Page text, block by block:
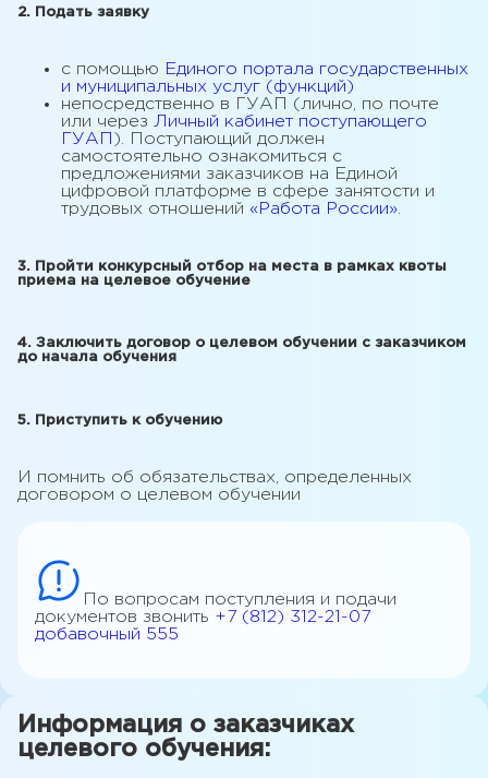
2. Подать заявку
с помощью Единого портала государственных
и муниципальных услуг (функций)
непосредственно в ГУАП (лично, по почте
или через Личный кабинет поступающего
ГУАП ). Поступающий должен
самостоятельно ознакомиться с
предложениями заказчиков на Единой
цифровой платформе в сфере занятости и
трудовых отношений «Работа России»
3. Пройти конкурсный отбор на места в рамках квоты
приема на целевое обучение
4. Заключить договор о целевом обучении с заказчиком
до начала обучения
5. Приступить к обучению
И помнить об обязательствах, определенных
договором о целевом обучении
По вопросам поступления и подачи
документов звонить +7 (812) 312-21-07
добавочный 555
Информация о заказчиках
целевого обучения: